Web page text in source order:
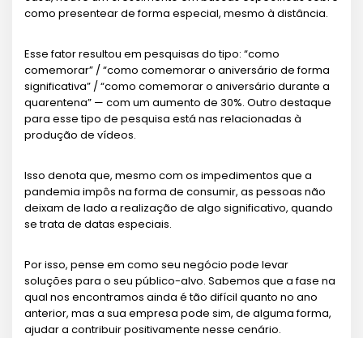
como presentear de forma especial, mesmo à distância.
Esse fator resultou em pesquisas do tipo: “como
comemorar” / “como comemorar o aniversário de forma
significativa” / “como comemorar o aniversário durante a
quarentena” — com um aumento de 30%. Outro destaque
para esse tipo de pesquisa está nas relacionadas à
produção de vídeos.
Isso denota que, mesmo com os impedimentos que a
pandemia impôs na forma de consumir, as pessoas não
deixam de lado a realização de algo significativo, quando
se trata de datas especiais.
Por isso, pense em como seu negócio pode levar
soluções para o seu público-alvo. Sabemos que a fase na
qual nos encontramos ainda é tão difícil quanto no ano
anterior, mas a sua empresa pode sim, de alguma forma,
ajudar a contribuir positivamente nesse cenário.